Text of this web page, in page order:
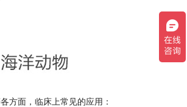
方面，临床上常见的应用：